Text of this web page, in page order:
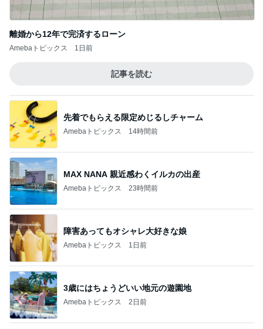
離婚から12年で完済するローン
Amebaトピックス 1日前
記事を読む
先着でもらえる限定めじるしチャーム
Amebaトピックス 14時間前
MAX NANA 親近感わくイルカの出産
Amebaトピックス 23時間前
障害あってもオシャレ大好きな娘
Amebaトピックス 1日前
3歳にはちょうどいい地元の遊園地
Amebaトピックス 2日前